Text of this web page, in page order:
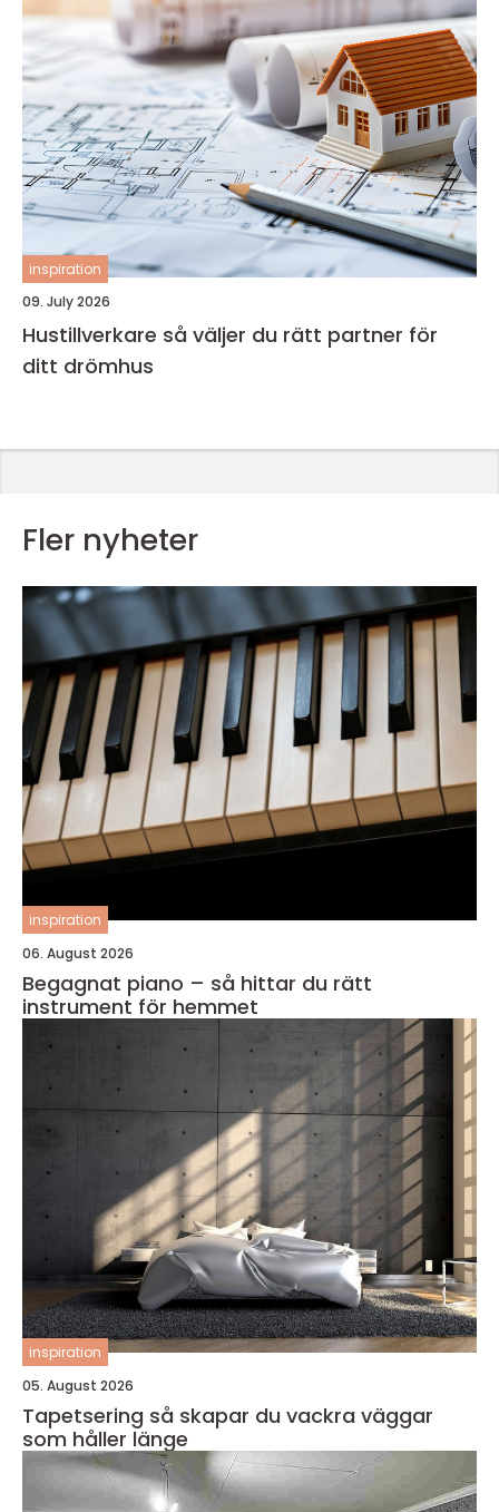
inspiration
09. July 2026
Hustillverkare så väljer du rätt partner för
ditt drömhus
Fler nyheter
inspiration
06. August 2026
Begagnat piano – så hittar du rätt
instrument för hemmet
inspiration
05. August 2026
Tapetsering så skapar du vackra väggar
som håller länge